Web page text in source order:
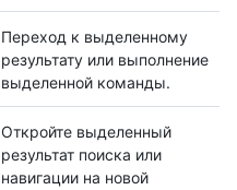
Переход к выделенному
результату или выполнение
выделенной команды.
Откройте выделенный
результат поиска или
навигации на новой